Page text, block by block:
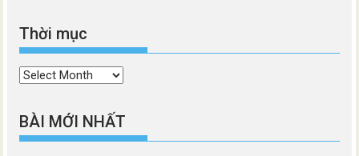
Thời mục
Thời
BÀI MỚI NHẤT